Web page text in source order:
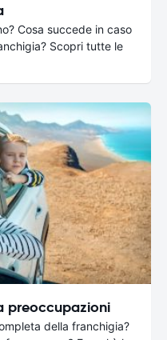
Cosa succede in caso
Scopri tutte le
preoccupazioni
della franchigia?